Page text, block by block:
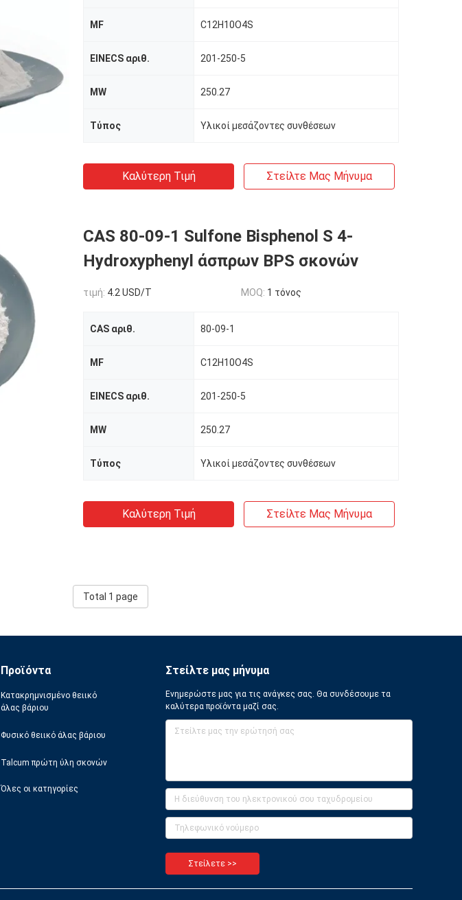
MF C12H10O4S
EINECS αριθ. 201-250-5
MW 250.27
Τύπος Υλικοί μεσάζοντες συνθέσεων
Καλύτερη Τιμή Στείλτε Μας Μήνυμα
CAS 80-09-1 Sulfone Bisphenol S 4-
Hydroxyphenyl άσπρων BPS σκονών
τιμή: 4.2 USD/T MOQ: 1 τόνος
CAS αριθ. 80-09-1
MF C12H10O4S
EINECS αριθ. 201-250-5
MW 250.27
Τύπος Υλικοί μεσάζοντες συνθέσεων
Καλύτερη Τιμή Στείλτε Μας Μήνυμα
Total 1 page
Προϊόντα
Κατακρημνισμένο θειικό
άλας βάριου
Φυσικό θειικό άλας βάριου
Talcum πρώτη ύλη σκονών
Όλες οι κατηγορίες
Στείλτε μας μήνυμα
Ενημερώστε μας για τις ανάγκες σας. Θα συνδέσουμε τα
καλύτερα προϊόντα μαζί σας.
Στείλετε >>